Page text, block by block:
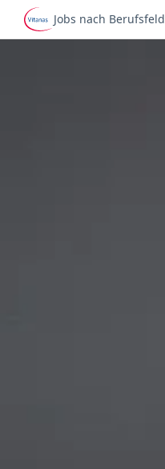
Jobs nach Berufsfeld